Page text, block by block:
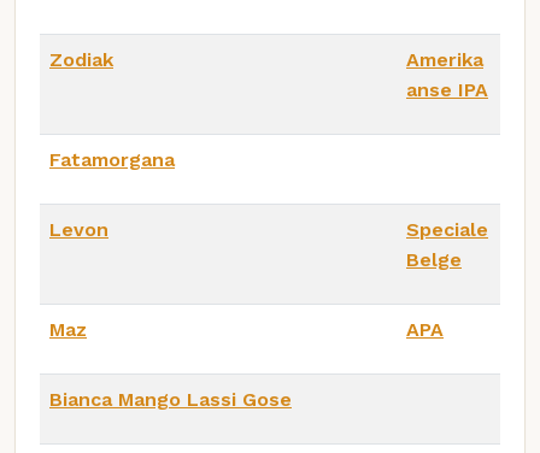
Zodiak
Amerika
anse IPA
Fatamorgana
Levon
Speciale
Belge
Maz APA
Bianca Mango Lassi Gose